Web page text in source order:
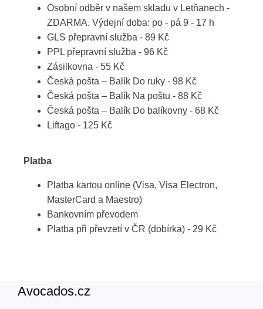
Osobní odběr v našem skladu v Letňanech -
ZDARMA. Výdejní doba: po - pá 9 - 17 h
GLS přepravní služba - 89 Kč
PPL přepravní služba - 96 Kč
Zásilkovna - 55 Kč
Česká pošta – Balík Do ruky - 98 Kč
Česká pošta – Balík Na poštu - 88 Kč
Česká pošta – Balík Do balíkovny - 68 Kč
Liftago - 125 Kč
Platba
Platba kartou online (Visa, Visa Electron,
MasterCard a Maestro)
Bankovním převodem
Platba při převzetí v ČR (dobírka) - 29 Kč
Avocados.cz